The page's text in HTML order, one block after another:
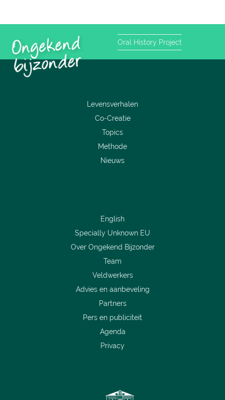
Oral History Project
Levensverhalen
Co-Creatie
Topics
Methode
Nieuws
English
Specially Unknown EU
Over Ongekend Bijzonder
Team
Veldwerkers
Advies en aanbeveling
Partners
Pers en publiciteit
Agenda
Privacy